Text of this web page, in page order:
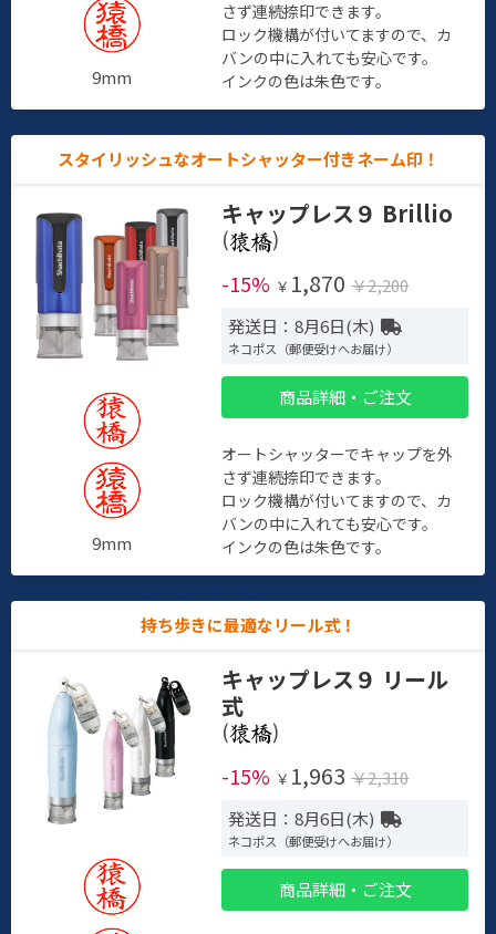
9mm
さず連続捺印できます。
ロック機構が付いてますので、カ
バンの中に入れても安心です。
インクの色は朱色です。
スタイリッシュなオートシャッター付きネーム印！
9mm
キャップレス９ Brillio
(
)
-15% ￥ 1,870 ￥2,200
発送日：8月6日(木)
ネコポス（郵便受けへお届け）
商品詳細・ご注文
オートシャッターでキャップを外
さず連続捺印できます。
ロック機構が付いてますので、カ
バンの中に入れても安心です。
インクの色は朱色です。
持ち歩きに最適なリール式！
キャップレス９ リール
式
(
)
-15% ￥ 1,963 ￥2,310
発送日：8月6日(木)
ネコポス（郵便受けへお届け）
商品詳細・ご注文